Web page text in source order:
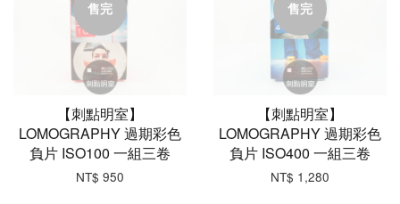
售完
【刺點明室】
LOMOGRAPHY 過期彩色
負片 ISO100 一組三卷
NT$ 950
售完
【刺點明室】
LOMOGRAPHY 過期彩色
負片 ISO400 一組三卷
NT$ 1,280